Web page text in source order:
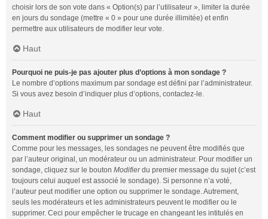
choisir lors de son vote dans « Option(s) par l’utilisateur », limiter la durée
en jours du sondage (mettre « 0 » pour une durée illimitée) et enfin
permettre aux utilisateurs de modifier leur vote.
Haut
Pourquoi ne puis-je pas ajouter plus d’options à mon sondage ?
Le nombre d’options maximum par sondage est défini par l’administrateur.
Si vous avez besoin d’indiquer plus d’options, contactez-le.
Haut
Comment modifier ou supprimer un sondage ?
Comme pour les messages, les sondages ne peuvent être modifiés que
par l’auteur original, un modérateur ou un administrateur. Pour modifier un
sondage, cliquez sur le bouton Modifierdu premier message du sujet (c’est
toujours celui auquel est associé le sondage). Si personne n’a voté,
l’auteur peut modifier une option ou supprimer le sondage. Autrement,
seuls les modérateurs et les administrateurs peuvent le modifier ou le
supprimer. Ceci pour empêcher le trucage en changeant les intitulés en